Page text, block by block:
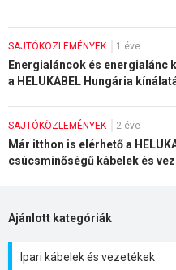
SAJTÓKÖZLEMÉNYEK 1 éve
Energialáncok és energialánc
a HELUKABEL Hungária
SAJTÓKÖZLEMÉNYEK 2 éve
Már itthon is elérhető a
csúcsminőségű kábelek és
Ajánlott kategóriák
Ipari kábelek és vezetékek